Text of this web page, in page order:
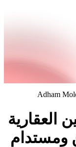
Adham
العقارية
ومستدام